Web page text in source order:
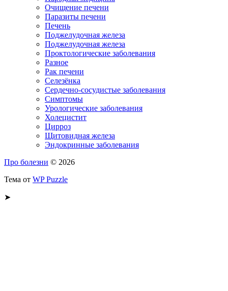
Очищение печени
Паразиты печени
Печень
Поджелудочная железа
Поджелудочная железа
Проктологические заболевания
Разное
Рак печени
Селезёнка
Сердечно-сосудистые заболевания
Симптомы
Урологические заболевания
Холецистит
Цирроз
Щитовидная железа
Эндокринные заболевания
Про болезни © 2026
Тема от WP Puzzle
➤